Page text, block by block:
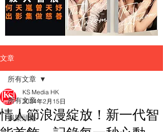
文章
所有文章
娛樂頭條
所有文章
情人節浪漫綻放！新一代智
KS Media HK
2024年2月15日